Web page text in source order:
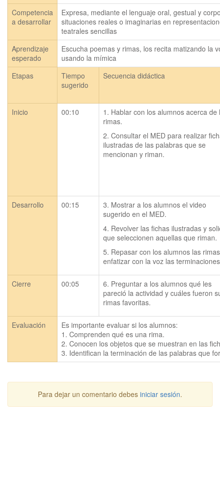
Competencia
a desarrollar
Expresa, mediante el lenguaje oral, gestual y
situaciones reales o imaginarias en
teatrales sencillas
Aprendizaje
esperado
Escucha poemas y rimas, los recita matizando la
usando la mímica
Etapas
Tiempo
sugerido
Secuencia didáctica
Inicio 00:10
1. Hablar con los alumnos acerca de
rimas.
2. Consultar el MED para realizar
ilustradas de las palabras que se
mencionan y riman.
Desarrollo 00:15
3. Mostrar a los alumnos el video
sugerido en el MED.
4. Revolver las fichas ilustradas y
que seleccionen aquellas que riman.
5. Repasar con los alumnos las
enfatizar con la voz las
Cierre 00:05
6. Preguntar a los alumnos qué les
pareció la actividad y cuáles fueron
rimas favoritas.
Evaluación
Es importante evaluar si los alumnos:
1. Comprenden qué es una rima.
2. Conocen los objetos que se muestran en las
3. Identifican la terminación de las palabras que
Para dejar un comentario debes iniciar sesión.